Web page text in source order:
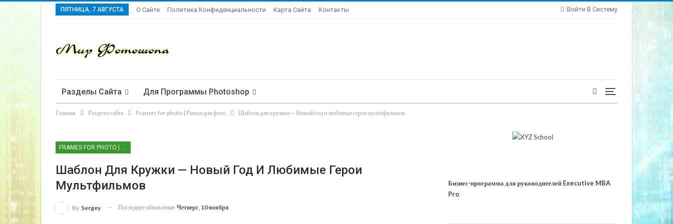
Войти В Систему
ПЯТНИЦА, 7 АВГУСТА О Сайте Политика Конфиденциальности Карта Сайта Контакты
Разделы Сайта Для Программы Photoshop
Главная Разделы сайта Frames for photo | Рамки для фото Шаблон для кружки — Новый год и любимые герои мультфильмов
Шаблон Для Кружки — Новый Год И Любимые Герои
Мультфильмов
By Sergey Последнее обновление Четверг, 10 ноября
Бизнес-программа для руководителей Executive MBA
Pro